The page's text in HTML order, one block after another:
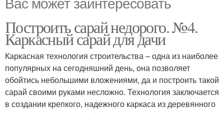
Построить сарай недорого. №4.
Каркасный сарай для дачи
Каркасная технология строительства – одна из наиболее
популярных на сегодняшний день, она позволяет
обойтись небольшими вложениями, да и построить такой
сарай своими руками несложно. Технология заключается
в создании крепкого, надежного каркаса из деревянного